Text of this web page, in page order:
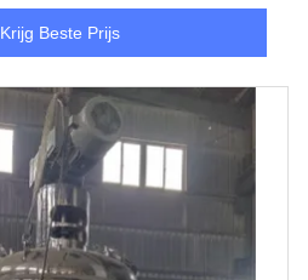
Krijg Beste Prijs